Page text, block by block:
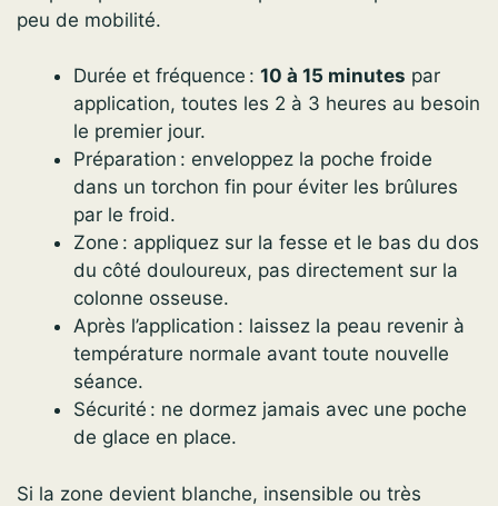
peu de mobilité.
Durée et fréquence : 10 à 15 minutes par
application, toutes les 2 à 3 heures au besoin
le premier jour.
Préparation : enveloppez la poche froide
dans un torchon fin pour éviter les brûlures
par le froid.
Zone : appliquez sur la fesse et le bas du dos
du côté douloureux, pas directement sur la
colonne osseuse.
Après l’application : laissez la peau revenir à
température normale avant toute nouvelle
séance.
Sécurité : ne dormez jamais avec une poche
de glace en place.
Si la zone devient blanche, insensible ou très